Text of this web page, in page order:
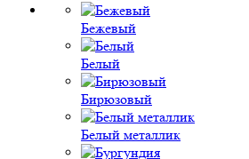
Бежевый
Белый
Бирюзовый
Белый металлик